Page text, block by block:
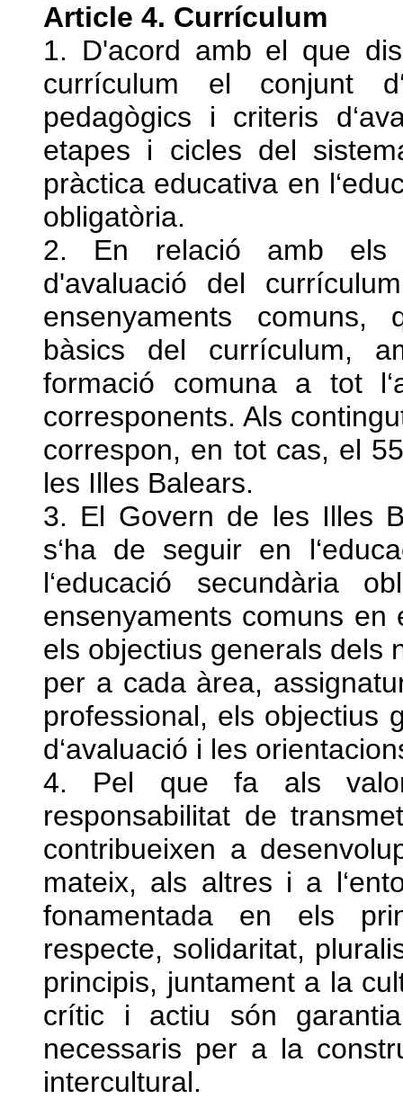
Article 4. Currículum
1. D'acord amb el que
currículum el conjunt
pedagògics i criteris
etapes i cicles del
pràctica educativa en
obligatòria.
2. En relació amb els
d'avaluació del
ensenyaments comuns,
bàsics del currículum,
formació comuna a tot
corresponents. Als
correspon, en tot cas, el
les Illes Balears.
3. El Govern de les Illes
s‘ha de seguir en
l‘educació secundària
ensenyaments comuns
els objectius generals dels
per a cada àrea,
professional, els objectius
d‘avaluació i les
4. Pel que fa als
responsabilitat de
contribueixen a
mateix, als altres i a
fonamentada en els
respecte, solidaritat,
principis, juntament a la
crític i actiu són
necessaris per a la
intercultural.